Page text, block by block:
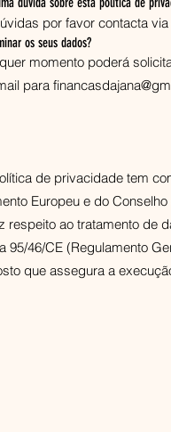
por favor contacta
os seus dados?
momento poderá
para
de privacidade tem
Europeu e do
respeito ao tratamento de
95/46/CE (Regulamento
que assegura a